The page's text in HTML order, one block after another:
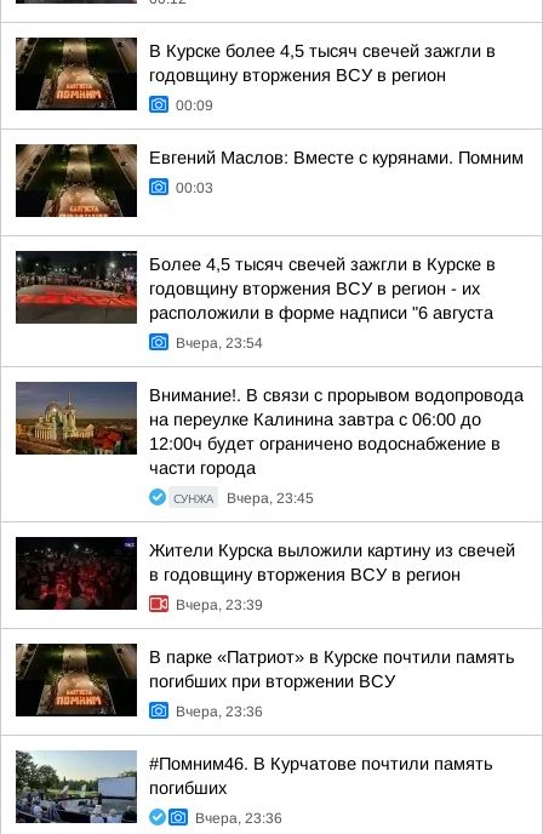
В Курске более 4,5 тысяч свечей зажгли в
годовщину вторжения ВСУ в регион
00:09
Евгений Маслов: Вместе с курянами. Помним
00:03
Более 4,5 тысяч свечей зажгли в Курске в
годовщину вторжения ВСУ в регион - их
расположили в форме надписи "6 августа
Вчера, 23:54
Внимание!. В связи с прорывом водопровода
на переулке Калинина завтра с 06:00 до
12:00ч будет ограничено водоснабжение в
части города
СУНЖА Вчера, 23:45
Жители Курска выложили картину из свечей
в годовщину вторжения ВСУ в регион
Вчера, 23:39
В парке «Патриот» в Курске почтили память
погибших при вторжении ВСУ
Вчера, 23:36
#Помним46. В Курчатове почтили память
погибших
Вчера, 23:36